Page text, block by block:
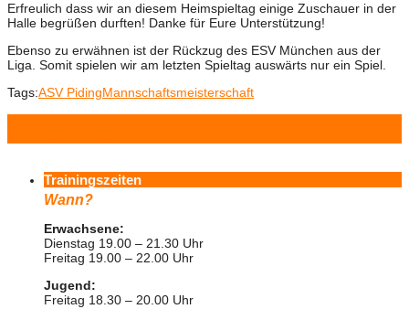
Erfreulich dass wir an diesem Heimspieltag einige Zuschauer in der
Halle begrüßen durften! Danke für Eure Unterstützung!
Ebenso zu erwähnen ist der Rückzug des ESV München aus der
Liga. Somit spielen wir am letzten Spieltag auswärts nur ein Spiel.
Tags:ASV PidingMannschaftsmeisterschaft
Trainingszeiten
Wann?
Erwachsene:
Dienstag 19.00 – 21.30 Uhr
Freitag 19.00 – 22.00 Uhr
Jugend:
Freitag 18.30 – 20.00 Uhr